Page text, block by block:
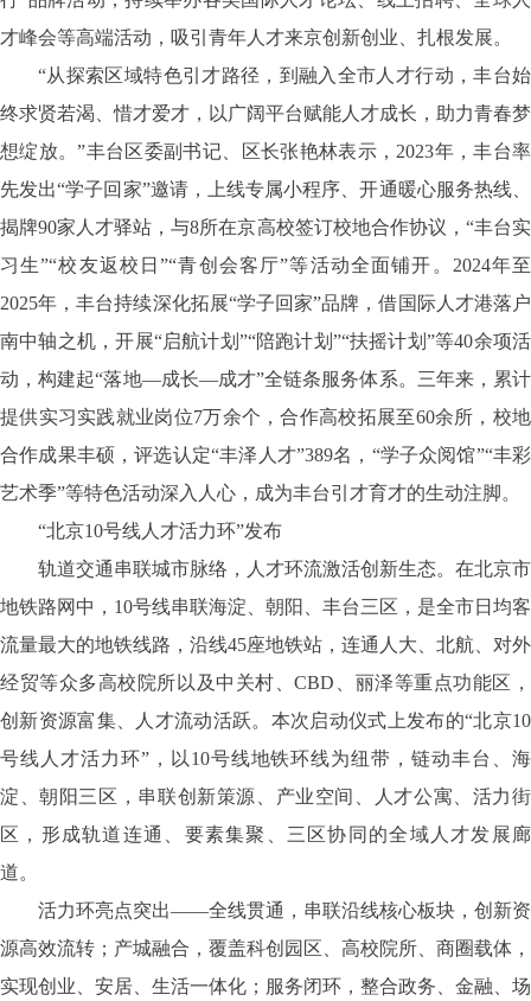
才峰会等高端活动，吸引青年人才来京创新创业、扎根发展。
“从探索区域特色引才路径，到融入全市人才行动，丰台始
终求贤若渴、惜才爱才，以广阔平台赋能人才成长，助力青春梦
想绽放。”丰台区委副书记、区长张艳林表示，2023年，丰台率
先发出“学子回家”邀请，上线专属小程序、开通暖心服务热线、
揭牌90家人才驿站，与8所在京高校签订校地合作协议，“丰台实
习生”“校友返校日”“青创会客厅”等活动全面铺开。2024年至
2025年，丰台持续深化拓展“学子回家”品牌，借国际人才港落户
南中轴之机，开展“启航计划”“陪跑计划”“扶摇计划”等40余项活
动，构建起“落地—成长—成才”全链条服务体系。三年来，累计
提供实习实践就业岗位7万余个，合作高校拓展至60余所，校地
合作成果丰硕，评选认定“丰泽人才”389名，“学子众阅馆”“丰彩
艺术季”等特色活动深入人心，成为丰台引才育才的生动注脚。
“北京10号线人才活力环”发布
轨道交通串联城市脉络，人才环流激活创新生态。在北京市
地铁路网中， 10号线串联海淀、朝阳、丰台三区，是全市日均客
流量最大的地铁线路，沿线45座地铁站，连通人大、北航、对外
经贸等众多高校院所以及中关村、CBD、丽泽等重点功能区，
创新资源富集、人才流动活跃。本次启动仪式上发布的“北京10
号线人才活力环”，以10号线地铁环线为纽带，链动丰台、海
淀、朝阳三区，串联创新策源、产业空间、人才公寓、活力街
区，形成轨道连通、要素集聚、三区协同的全域人才发展廊
道。
活力环亮点突出——全线贯通，串联沿线核心板块，创新资
源高效流转；产城融合，覆盖科创园区、高校院所、商圈载体，
实现创业、安居、生活一体化；服务闭环，整合政务、金融、场